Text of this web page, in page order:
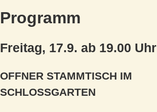
Programm
Freitag, 17.9. ab 19.00 Uhr
OFFNER STAMMTISCH IM
SCHLOSSGARTEN